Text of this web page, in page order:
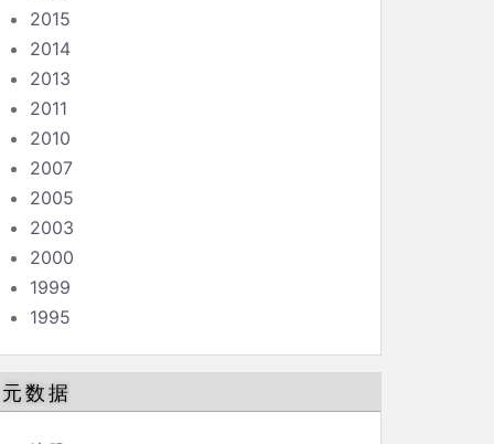
2015
2014
2013
2011
2010
2007
2005
2003
2000
1999
1995
元数据